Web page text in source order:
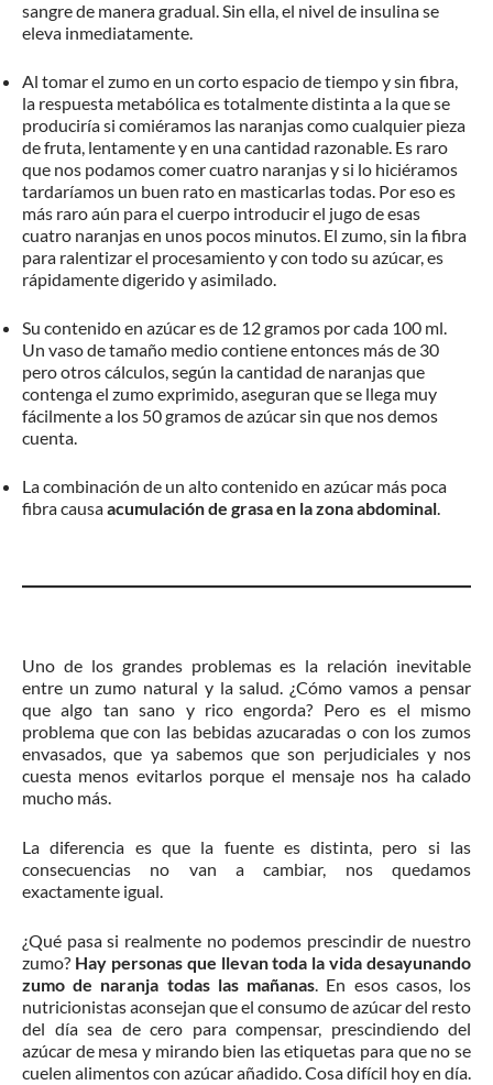
sangre de manera gradual. Sin ella, el nivel de insulina se
eleva inmediatamente.
Al tomar el zumo en un corto espacio de tiempo y sin fibra,
la respuesta metabólica es totalmente distinta a la que se
produciría si comiéramos las naranjas como cualquier pieza
de fruta, lentamente y en una cantidad razonable. Es raro
que nos podamos comer cuatro naranjas y si lo hiciéramos
tardaríamos un buen rato en masticarlas todas. Por eso es
más raro aún para el cuerpo introducir el jugo de esas
cuatro naranjas en unos pocos minutos. El zumo, sin la fibra
para ralentizar el procesamiento y con todo su azúcar, es
rápidamente digerido y asimilado.
Su contenido en azúcar es de 12 gramos por cada 100 ml.
Un vaso de tamaño medio contiene entonces más de 30
pero otros cálculos, según la cantidad de naranjas que
contenga el zumo exprimido, aseguran que se llega muy
fácilmente a los 50 gramos de azúcar sin que nos demos
cuenta.
La combinación de un alto contenido en azúcar más poca
fibra causaacumulación de grasa en la zona abdominal.
Uno de los grandes problemas es la relación inevitable
entre un zumo natural y la salud. ¿Cómo vamos a pensar
que algo tan sano y rico engorda? Pero es el mismo
problema que con las bebidas azucaradas o con los zumos
envasados, que ya sabemos que son perjudiciales y nos
cuesta menos evitarlos porque el mensaje nos ha calado
mucho más.
La diferencia es que la fuente es distinta, pero si las
consecuencias no van a cambiar, nos quedamos
exactamente igual.
¿Qué pasa si realmente no podemos prescindir de nuestro
zumo? Hay personas que llevan toda la vida desayunando
zumo de naranja todas las mañanas. En esos casos, los
nutricionistas aconsejan que el consumo de azúcar del resto
del día sea de cero para compensar, prescindiendo del
azúcar de mesa y mirando bien las etiquetas para que no se
cuelen alimentos con azúcar añadido. Cosa difícil hoy en día.